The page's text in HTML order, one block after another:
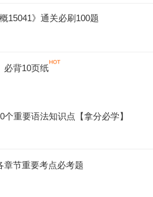
15041》通关必刷100题
必背10页纸
重要语法知识点【拿分必学】
章节重要考点必考题